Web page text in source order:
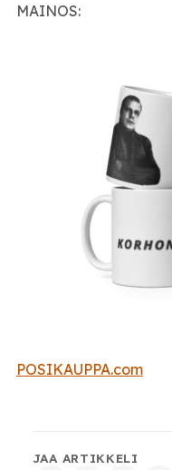
MAINOS:
POSIKAUPPA.com
JAA ARTIKKELI